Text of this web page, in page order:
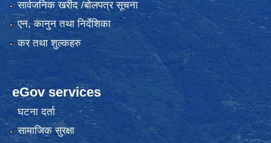
सार्वजनिक खरीद /बोलपत्र सूचना
एन, कानुन तथा निर्देशिका
कर तथा शुल्कहरु
eGov services
घटना दर्ता
सामाजिक सुरक्षा